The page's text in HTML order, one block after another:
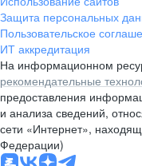
Защита персональных
Пользовательское
ИТ аккредитация
На информационном
рекомендательные
предоставления
и анализа сведений,
сети «Интернет»,
Федерации)